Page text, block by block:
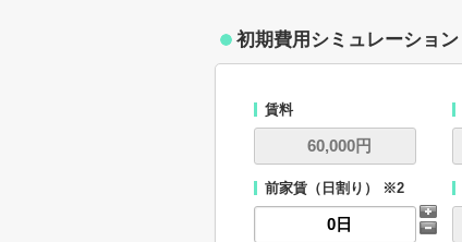
初期費用シミュレーション
賃料
前家賃（日割り） ※2